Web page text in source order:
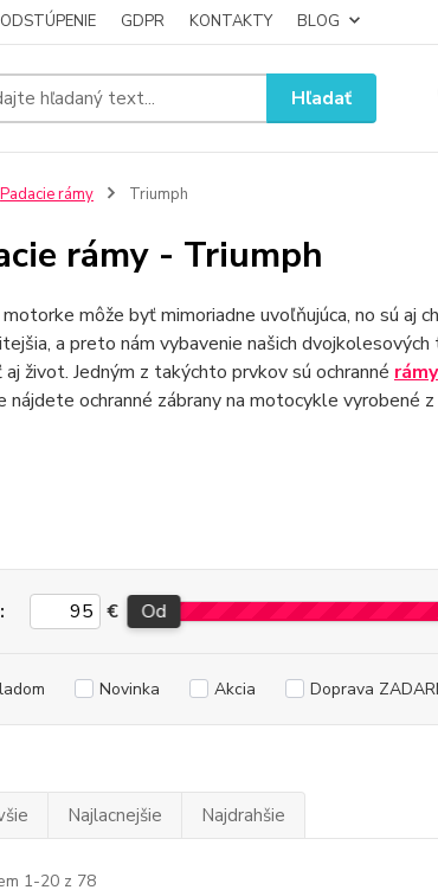
GDPR KONTAKTY BLOG
Hľadať
Padacie rámy Triumph
rámy - Triumph
motorke môže byť mimoriadne uvoľňujúca, no sú
a preto nám vybavenie našich
aj život. Jedným z takýchto prvkov sú ochranné
nájdete ochranné zábrany na motocykle vyrobené
€ Od
Novinka Akcia Doprava
Najlacnejšie Najdrahšie
1-20 z 78